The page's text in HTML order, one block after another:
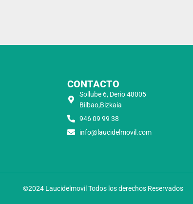
CONTACTO
Sollube 6, Derio 48005
Bilbao,Bizkaia
946 09 99 38
info@laucidelmovil.com
©2024 Laucidelmovil Todos los derechos Reservados